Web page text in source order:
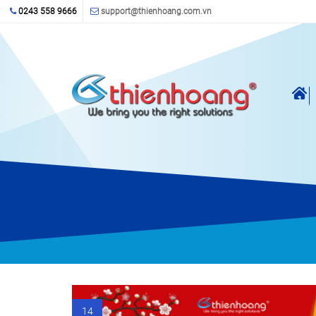
Nhảy đến nội dung
0243 558 9666 support@thienhoang.com.vn
.
14